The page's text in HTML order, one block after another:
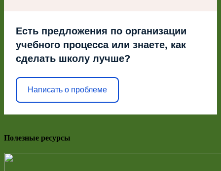
Есть предложения по организации
учебного процесса или знаете, как
сделать школу лучше?
Написать о проблеме
Полезные ресурсы